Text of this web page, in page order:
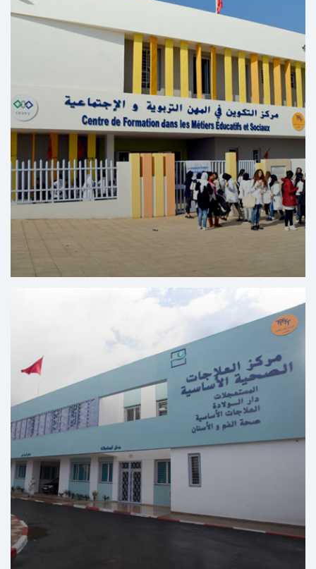
مركز التكوين في مهن السيارات بير رامي ـ القنيطرة
مركز التكوين في المهن التربوية والاجتماعية يعقوب
المنصور الرباط